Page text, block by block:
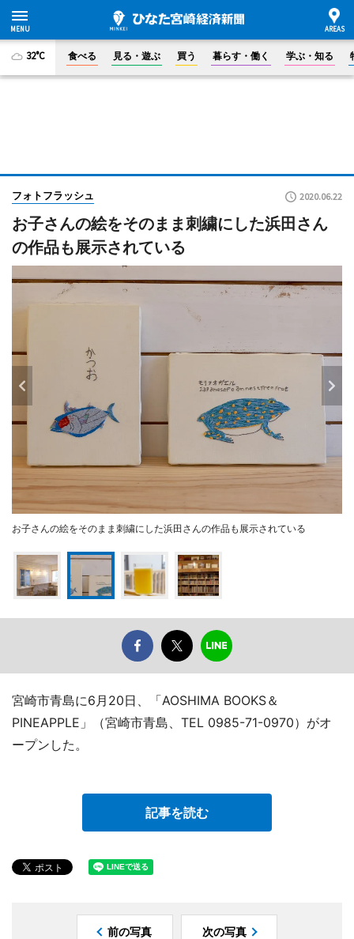
32°C 食べる 見る・遊ぶ 買う 暮らす・働く 学ぶ・知る
フォトフラッシュ 2020.06.22
お子さんの絵をそのまま刺繍にした浜田さん
の作品も展示されている
お子さんの絵をそのまま刺繍にした浜田さんの作品も展示されている
宮崎市青島に6月20日、「AOSHIMA BOOKS＆
PINEAPPLE」（宮崎市青島、TEL 0985-71-0970）がオ
ープンした。
記事を読む
前の写真 次の写真